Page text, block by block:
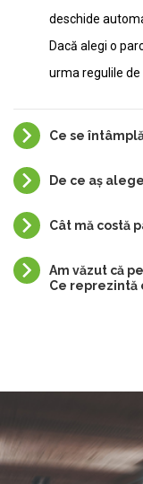
deschide
Dacă alegi o
urma regulile de
Ce se
De ce aș
Cât mă costă
Am văzut că
Ce reprezintă